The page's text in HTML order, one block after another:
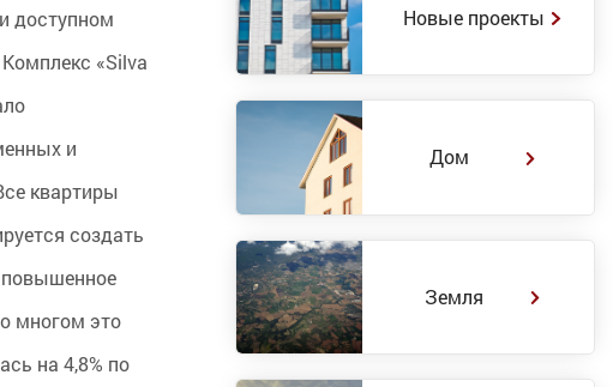
доступном
«Silva
и
квартиры
создать
повышенное
многом это
на 4,8% по
Новые проекты
Дом
Земля